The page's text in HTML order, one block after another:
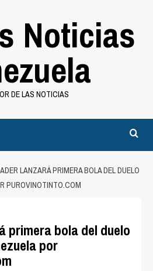
Noticias
DE LAS NOTICIAS
LANZARÁ PRIMERA BOLA DEL DUELO
PUROVINOTINTO.COM
primera bola del duelo
por